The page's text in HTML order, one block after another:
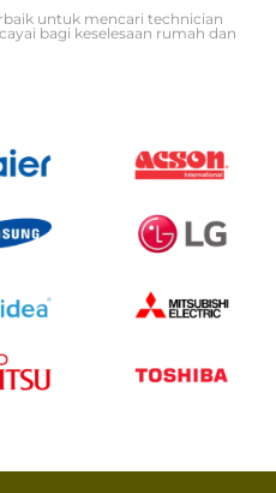
untuk mencari technician
bagi keselesaan rumah dan